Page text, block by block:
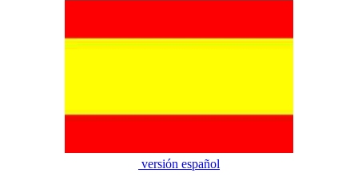
versión español